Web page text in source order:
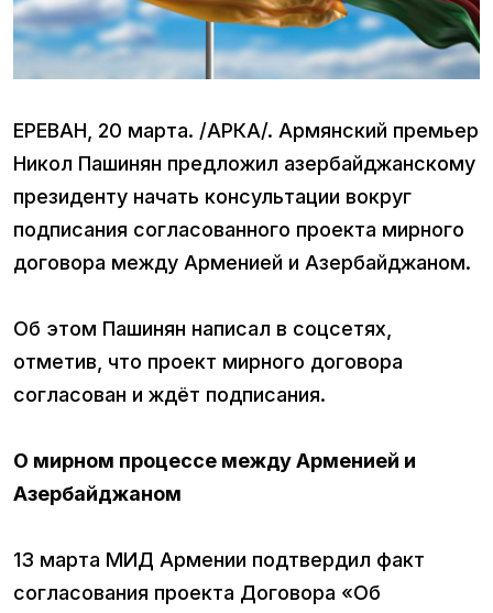
ЕРЕВАН, 20 марта. /АРКА/. Армянский премьер
Никол Пашинян предложил азербайджанскому
президенту начать консультации вокруг
подписания согласованного проекта мирного
договора между Арменией и Азербайджаном.
Об этом Пашинян написал в соцсетях,
отметив, что проект мирного договора
согласован и ждёт подписания.
О мирном процессе между Арменией и
Азербайджаном
13 марта МИД Армении подтвердил факт
согласования проекта Договора «Об